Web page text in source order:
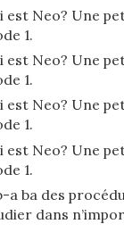
est Neo? Une
1.
est Neo? Une
1.
est Neo? Une
1.
est Neo? Une
1.
a ba des
dans